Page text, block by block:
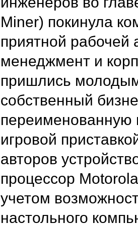
Miner) покинула
приятной
менеджмент и
пришлись
собственный
переименованную
игровой
авторов
процессор
учетом
настольного